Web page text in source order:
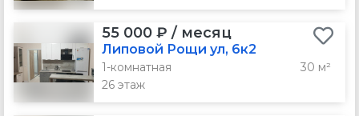
55 000 ₽ / месяц
Липовой Рощи ул, 6к2
1-комнатная
30 м²
26 этаж